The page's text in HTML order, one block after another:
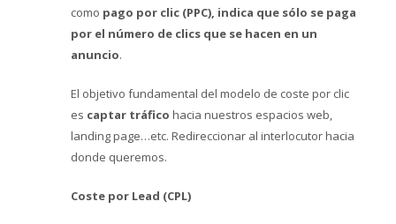
como pago por clic (PPC), indica que sólo se paga
por el número de clics que se hacen en un
anuncio.
El objetivo fundamental del modelo de coste por clic
es captar tráfico hacia nuestros espacios web,
landing page…etc. Redireccionar al interlocutor hacia
donde queremos.
Coste por Lead (CPL)